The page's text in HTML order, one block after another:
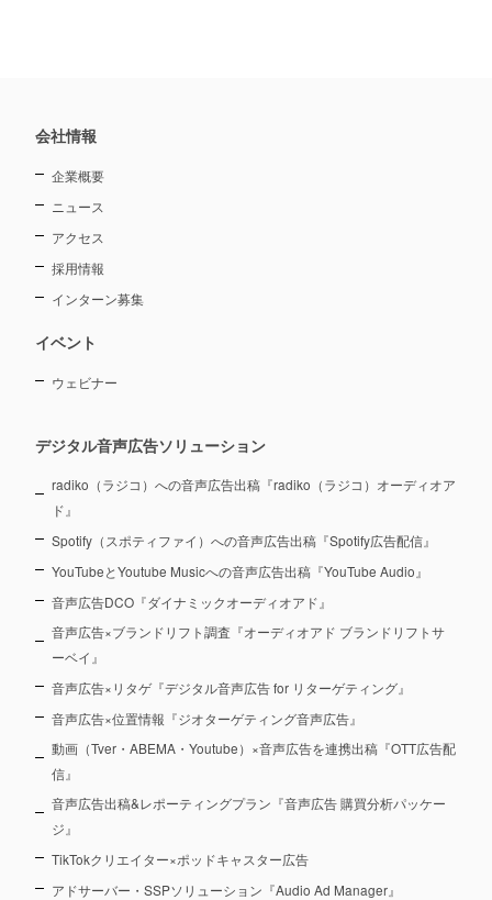
会社情報
企業概要
ニュース
アクセス
採用情報
インターン募集
イベント
ウェビナー
デジタル音声広告ソリューション
radiko（ラジコ）への音声広告出稿『radiko（ラジコ）オーディオア
ド』
Spotify（スポティファイ）への音声広告出稿『Spotify広告配信』
YouTubeとYoutube Musicへの音声広告出稿『YouTube Audio』
音声広告DCO『ダイナミックオーディオアド』
音声広告×ブランドリフト調査『オーディオアド ブランドリフトサ
ーベイ』
音声広告×リタゲ『デジタル音声広告 for リターゲティング』
音声広告×位置情報『ジオターゲティング音声広告』
動画（Tver・ABEMA・Youtube）×音声広告を連携出稿『OTT広告配
信』
音声広告出稿&レポーティングプラン『音声広告 購買分析パッケー
ジ』
TikTokクリエイター×ポッドキャスター広告
アドサーバー・SSPソリューション『Audio Ad Manager』